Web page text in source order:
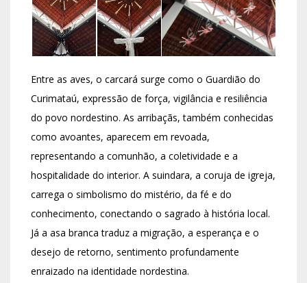
Entre as aves, o carcará surge como o Guardião do
Curimataú, expressão de força, vigilância e resiliência
do povo nordestino. As arribaçãs, também conhecidas
como avoantes, aparecem em revoada,
representando a comunhão, a coletividade e a
hospitalidade do interior. A suindara, a coruja de igreja,
carrega o simbolismo do mistério, da fé e do
conhecimento, conectando o sagrado à história local.
Já a asa branca traduz a migração, a esperança e o
desejo de retorno, sentimento profundamente
enraizado na identidade nordestina.